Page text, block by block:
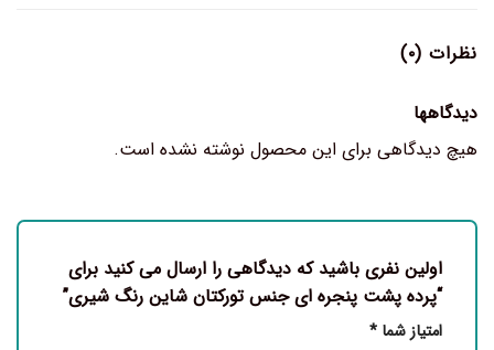
نظرات (۰)
دیدگاهها
هیچ دیدگاهی برای این محصول نوشته نشده است.
اولین نفری باشید که دیدگاهی را ارسال می کنید برای
“پرده پشت پنجره ای جنس تورکتان شاین رنگ شیری”
امتیاز شما *